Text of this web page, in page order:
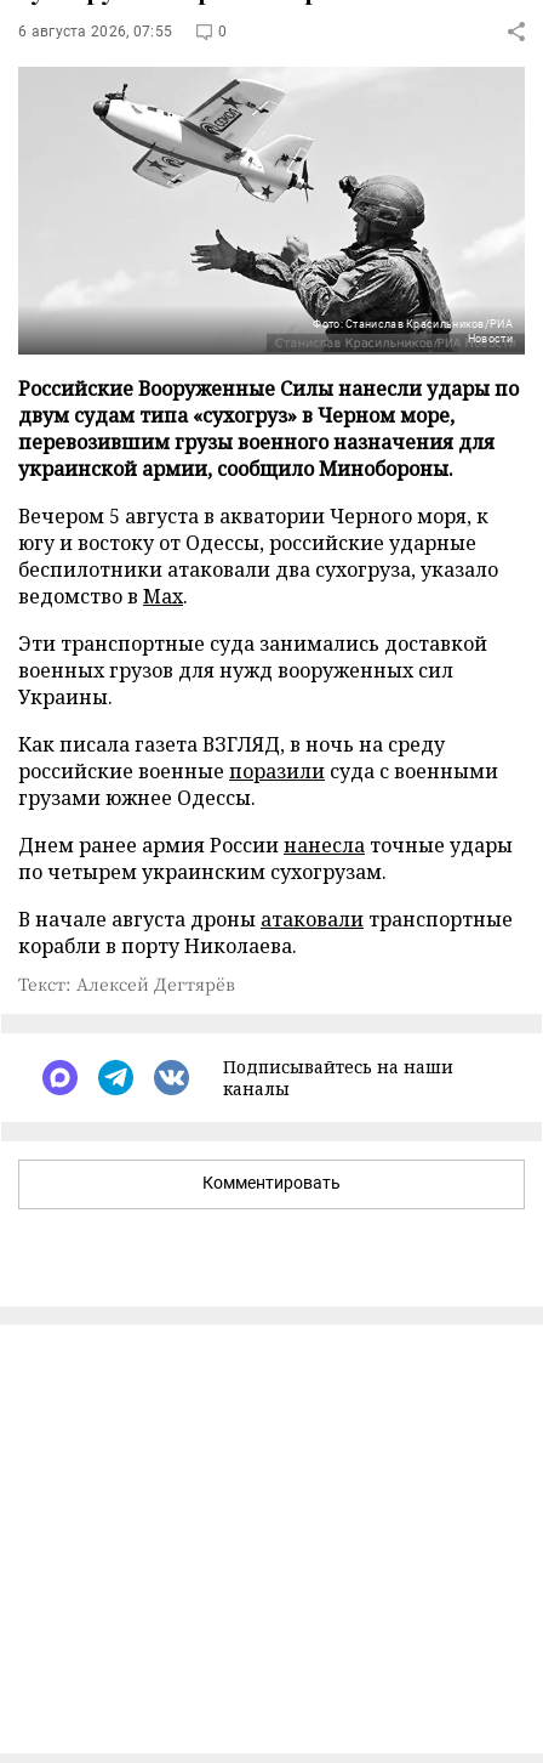
6 августа 2026, 07:55 0
Фото: Станислав Красильников/РИА
Новости
Российские Вооруженные Силы нанесли удары по
двум судам типа «сухогруз» в Черном море,
перевозившим грузы военного назначения для
украинской армии, сообщило Минобороны.
Вечером 5 августа в акватории Черного моря, к
югу и востоку от Одессы, российские ударные
беспилотники атаковали два сухогруза, указало
ведомство в Max.
Эти транспортные суда занимались доставкой
военных грузов для нужд вооруженных сил
Украины.
Как писала газета ВЗГЛЯД, в ночь на среду
российские военные поразили суда с военными
грузами южнее Одессы.
Днем ранее армия Россиинанесла точные удары
по четырем украинским сухогрузам.
В начале августа дроны атаковали транспортные
корабли в порту Николаева.
Текст: Алексей Дегтярёв
Подписывайтесь на наши
каналы
Комментировать